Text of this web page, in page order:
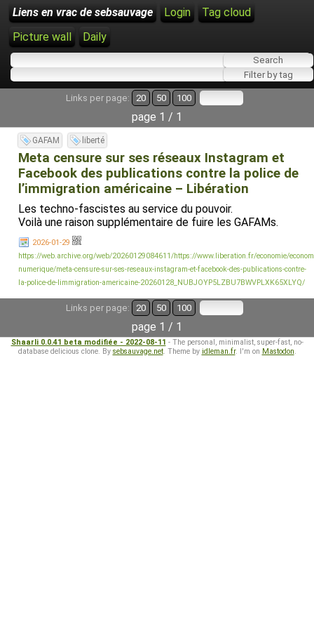
Liens en vrac de sebsauvage Login
Tag cloud
Picture wall
Daily
Links per page: 20 50 100
page 1 / 1
GAFAM liberté
Meta censure sur ses réseaux Instagram et
Facebook des publications contre la police de
l’immigration américaine – Libération
Les techno-fascistes au service du pouvoir.
Voilà une raison supplémentaire de fuire les GAFAMs.
2026-01-29
https://web.archive.org/web/20260129084611/https://www.liberation.fr/economie/
numerique/meta-censure-sur-ses-reseaux-instagram-et-facebook-des-publications-contre-
la-police-de-limmigration-americaine-20260128_NUBJOYP5LZBU7BWVPLXK65XLYQ/
Links per page: 20 50 100
page 1 / 1
Shaarli 0.0.41 beta modifiée - 2022-08-11 - The personal, minimalist, super-fast, no-
database delicious clone. By sebsauvage.net. Theme by idleman.fr. I'm on Mastodon.